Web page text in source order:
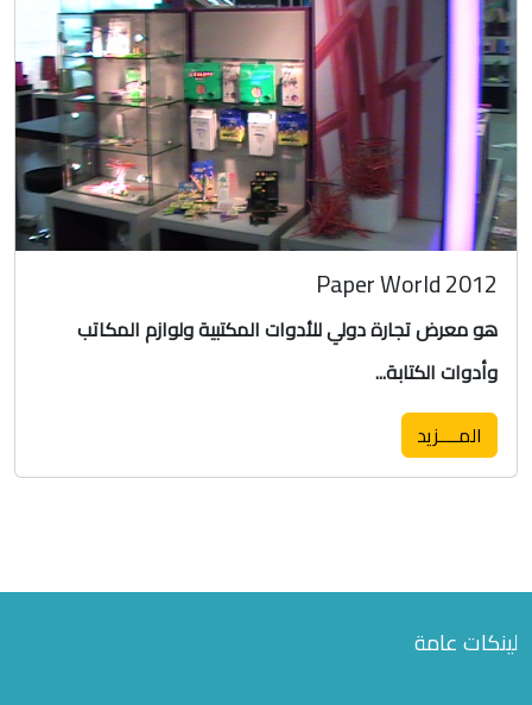
Paper World 2012
هو معرض تجارة دولي للأدوات المكتبية ولوازم المكاتب
وأدوات الكتابة...
المــــزيد
لينكات عامة